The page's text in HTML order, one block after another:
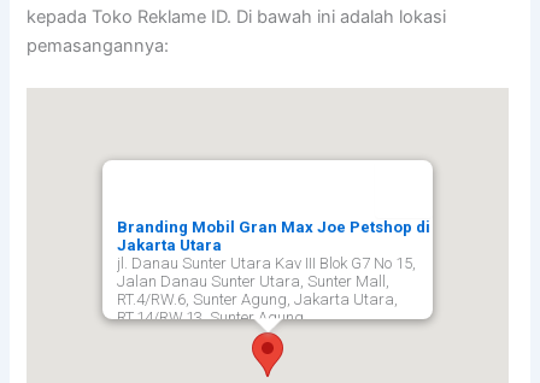
kepada Toko Reklame ID. Di bawah ini adalah lokasi
pemasangannya:
Branding Mobil Gran Max Joe Petshop di
Jakarta Utara
jl. Danau Sunter Utara Kav III Blok G7 No 15,
Jalan Danau Sunter Utara, Sunter Mall,
RT.4/RW.6, Sunter Agung, Jakarta Utara,
RT.14/RW.13, Sunter Agung
Kec. Tj. Priok, DKI Jakarta, Daerah Khusus
Ibukota Jakarta 14350,
14350